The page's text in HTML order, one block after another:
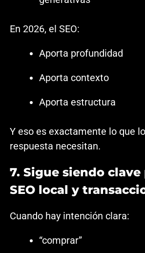
En 2026, el SEO:
Aporta profundidad
Aporta contexto
Aporta estructura
Y eso es exactamente lo que
respuesta necesitan.
7. Sigue siendo clave
SEO local y
Cuando hay intención clara:
“comprar”